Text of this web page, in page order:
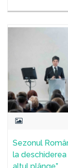
Sezonul
la deschiderea